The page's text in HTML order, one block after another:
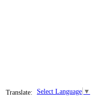
Select Language ▼
Translate: